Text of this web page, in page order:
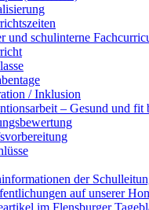
und schulinterne
/ Inklusion
– Gesund und fit
der
auf unserer
im Flensburger